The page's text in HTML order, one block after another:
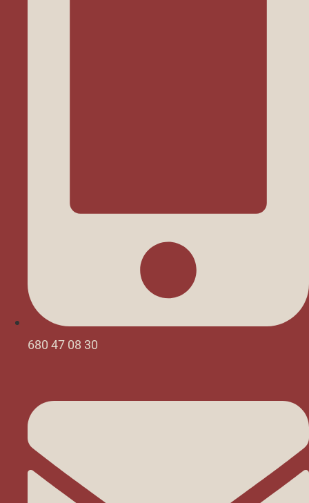
680 47 08 30